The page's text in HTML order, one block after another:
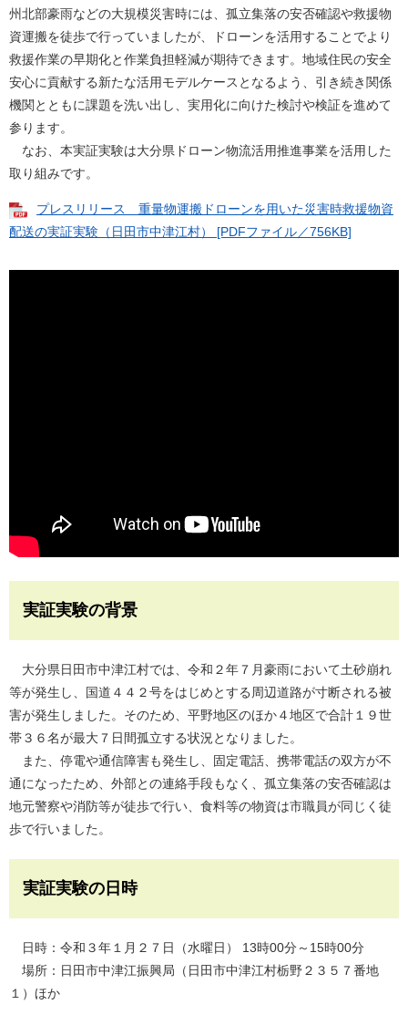
州北部豪雨などの大規模災害時には、孤立集落の安否確認や救援物
資運搬を徒歩で行っていましたが、ドローンを活用することでより
救援作業の早期化と作業負担軽減が期待できます。地域住民の安全
安心に貢献する新たな活用モデルケースとなるよう、引き続き関係
機関とともに課題を洗い出し、実用化に向けた検討や検証を進めて
参ります。
なお、本実証実験は大分県ドローン物流活用推進事業を活用した
取り組みです。
プレスリリース 重量物運搬ドローンを用いた災害時救援物資
配送の実証実験（日田市中津江村） [PDFファイル／756KB]
実証実験の背景
大分県日田市中津江村では、令和２年７月豪雨において土砂崩れ
等が発生し、国道４４２号をはじめとする周辺道路が寸断される被
害が発生しました。そのため、平野地区のほか４地区で合計１９世
帯３６名が最大７日間孤立する状況となりました。
また、停電や通信障害も発生し、固定電話、携帯電話の双方が不
通になったため、外部との連絡手段もなく、孤立集落の安否確認は
地元警察や消防等が徒歩で行い、食料等の物資は市職員が同じく徒
歩で行いました。
実証実験の日時
日時：令和３年１月２７日（水曜日） 13時00分～15時00分
場所：日田市中津江振興局（日田市中津江村栃野２３５７番地
１）ほか